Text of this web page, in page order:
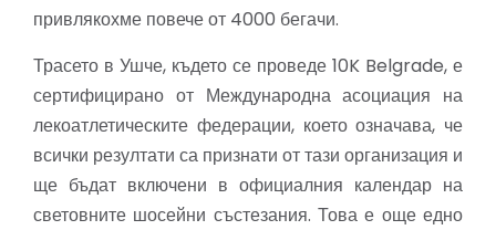
привлякохме повече от 4000 бегачи.
Трасето в Ушче, където се проведе 10K Belgrade, е
сертифицирано от Международна асоциация на
лекоатлетическите федерации, което означава, че
всички резултати са признати от тази организация и
ще бъдат включени в официалния календар на
световните шосейни състезания. Това е още едно